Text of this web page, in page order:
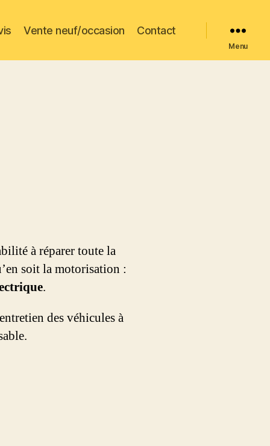
Vente neuf/occasion Contact
Menu
à réparer toute la
soit la motorisation :
.
des véhicules à